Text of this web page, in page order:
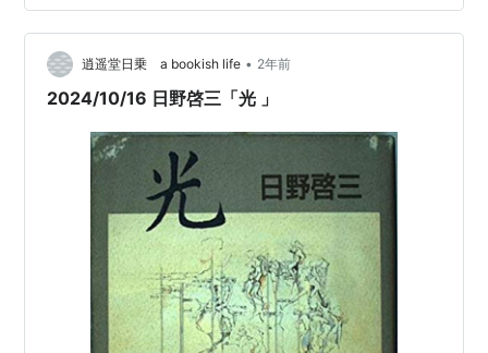
ル、サイゴンへと至り、日野氏の人生の 経路と一致する
ようである。おそらく、手書きで書かれた ような感覚的
な描写。その文学的な手触りは文学を目指す 者にはたま
らない魅力となるだろう。 イマドキではない作家ではあ
逍遥堂日乗 a bookish life • 2年前
2024/10/16 日野啓三「光 」